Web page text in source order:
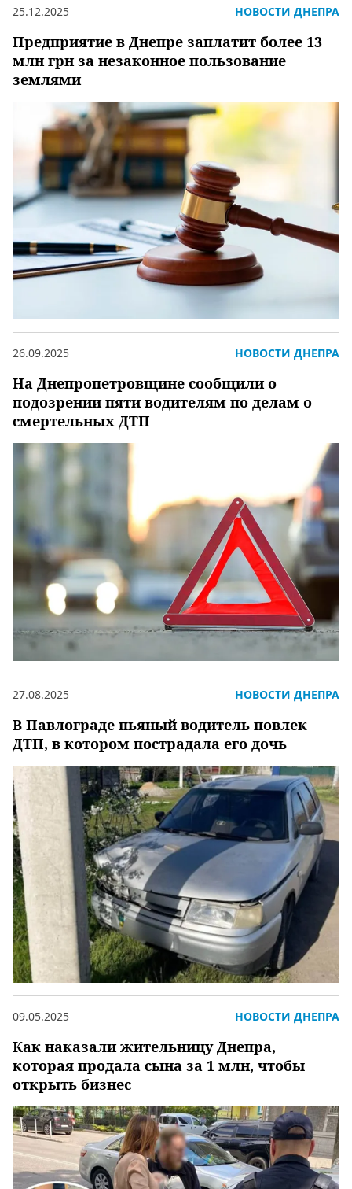
Предприятие в Днепре заплатит более 13
млн грн за незаконное пользование
землями
25.12.2025 НОВОСТИ ДНЕПРА
На Днепропетровщине сообщили о
подозрении пяти водителям по делам о
смертельных ДТП
26.09.2025 НОВОСТИ ДНЕПРА
В Павлограде пьяный водитель повлек
ДТП, в котором пострадала его дочь
27.08.2025 НОВОСТИ ДНЕПРА
Как наказали жительницу Днепра,
которая продала сына за 1 млн, чтобы
открыть бизнес
09.05.2025 НОВОСТИ ДНЕПРА